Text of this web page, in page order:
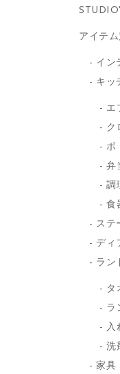
アイテム
イン
キッ
エ
ク
ボ
弁
調
食
ステ
ディ
ラン
タ
ラ
入
洗
家具